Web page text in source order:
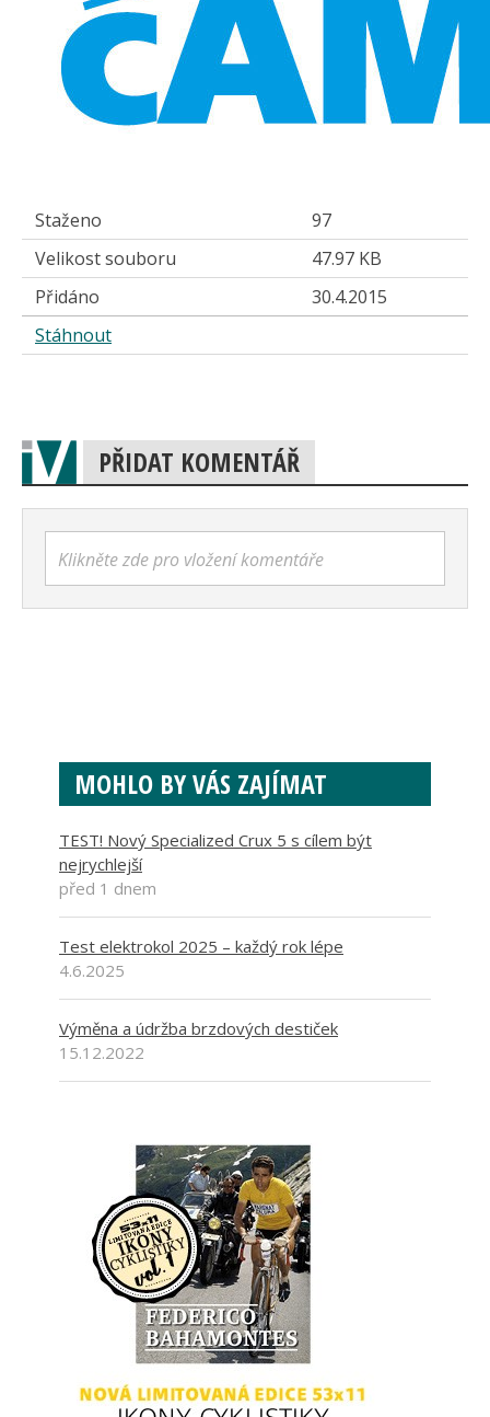
Staženo
97
Velikost souboru
47.97 KB
Přidáno
30.4.2015
Stáhnout
PŘIDAT KOMENTÁŘ
Klikněte zde pro vložení komentáře
MOHLO BY VÁS ZAJÍMAT
TEST! Nový Specialized Crux 5 s cílem být
nejrychlejší
před 1 dnem
Test elektrokol 2025 – každý rok lépe
4.6.2025
Výměna a údržba brzdových destiček
15.12.2022